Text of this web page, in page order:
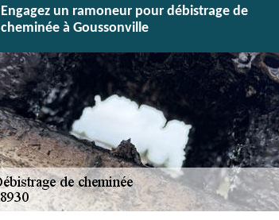
Engagez un ramoneur pour débistrage de
cheminée à Goussonville